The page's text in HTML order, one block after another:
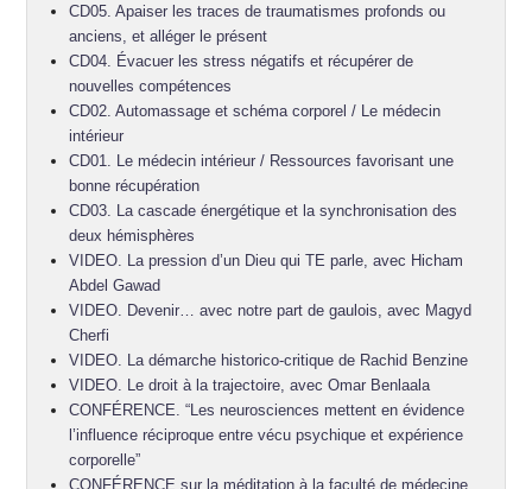
CD05. Apaiser les traces de traumatismes profonds ou
anciens, et alléger le présent
CD04. Évacuer les stress négatifs et récupérer de
nouvelles compétences
CD02. Automassage et schéma corporel / Le médecin
intérieur
CD01. Le médecin intérieur / Ressources favorisant une
bonne récupération
CD03. La cascade énergétique et la synchronisation des
deux hémisphères
VIDEO. La pression d’un Dieu qui TE parle, avec Hicham
Abdel Gawad
VIDEO. Devenir… avec notre part de gaulois, avec Magyd
Cherfi
VIDEO. La démarche historico-critique de Rachid Benzine
VIDEO. Le droit à la trajectoire, avec Omar Benlaala
CONFÉRENCE. “Les neurosciences mettent en évidence
l’influence réciproque entre vécu psychique et expérience
corporelle”
CONFÉRENCE sur la méditation à la faculté de médecine